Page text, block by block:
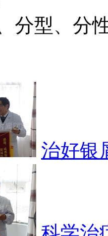
分型、分
治好银